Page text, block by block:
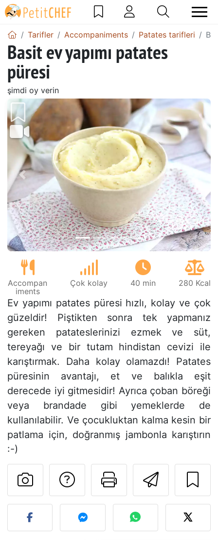
Tarifler Accompaniments Patates tarifleri
Basit ev yapımı patates
püresi
şimdi oy verin
Önceki
Accompan
iments
Çok kolay 40 min 280 Kcal
Ev yapımı patates püresi hızlı, kolay ve çok
güzeldir! Piştikten sonra tek yapmanız
gereken patateslerinizi ezmek ve süt,
tereyağı ve bir tutam hindistan cevizi ile
karıştırmak. Daha kolay olamazdı! Patates
püresinin avantajı, et ve balıkla eşit
derecede iyi gitmesidir! Ayrıca çoban böreği
veya brandade gibi yemeklerde de
kullanılabilir. Ve çocukluktan kalma kesin bir
patlama için, doğranmış jambonla karıştırın
:-)
Bu sayfayı
Tarif sahibine bir
Bu tarifin fotoğrafını